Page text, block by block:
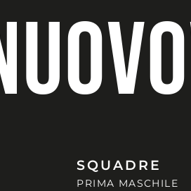
SQUADRE
PRIMA MASCHILE